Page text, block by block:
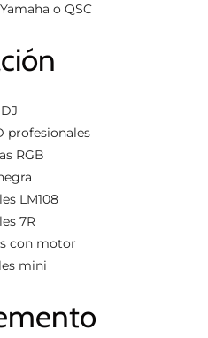
o QSC
profesionales
RGB
LM108
7R
con motor
mini